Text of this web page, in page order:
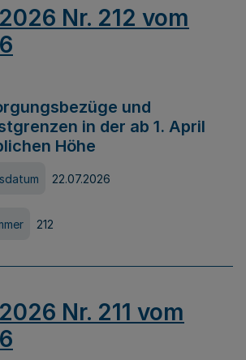
Nr. 212 vom
und
in der ab 1. April
Höhe
22.07.2026
212
Nr. 211 vom